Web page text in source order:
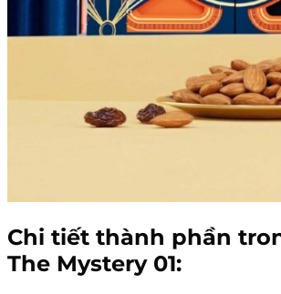
Chi tiết thành phần
The Mystery 01: